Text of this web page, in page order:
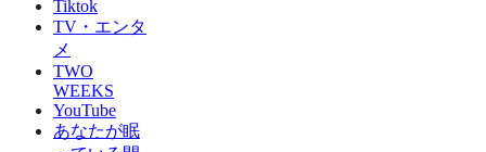
Tiktok
TV・エンタ
メ
TWO
WEEKS
YouTube
あなたが眠